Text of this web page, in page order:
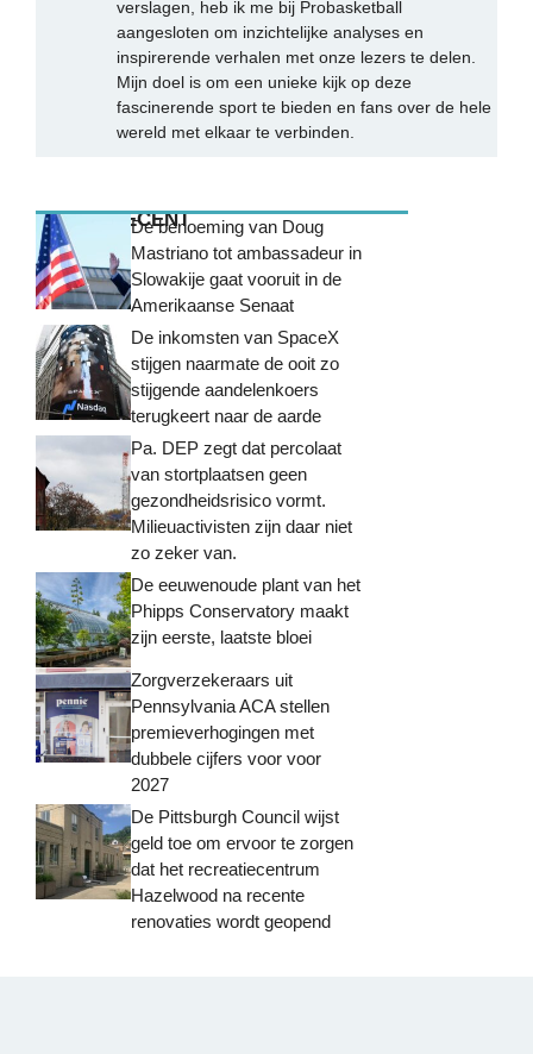
verslagen, heb ik me bij Probasketball
aangesloten om inzichtelijke analyses en
inspirerende verhalen met onze lezers te delen.
Mijn doel is om een unieke kijk op deze
fascinerende sport te bieden en fans over de hele
wereld met elkaar te verbinden.
MEEST RECENTDe benoeming van Doug
Mastriano tot ambassadeur in
Slowakije gaat vooruit in de
Amerikaanse Senaat
De inkomsten van SpaceX
stijgen naarmate de ooit zo
stijgende aandelenkoers
terugkeert naar de aarde
Pa. DEP zegt dat percolaat
van stortplaatsen geen
gezondheidsrisico vormt.
Milieuactivisten zijn daar niet
zo zeker van.
De eeuwenoude plant van het
Phipps Conservatory maakt
zijn eerste, laatste bloei
Zorgverzekeraars uit
Pennsylvania ACA stellen
premieverhogingen met
dubbele cijfers voor voor
2027
De Pittsburgh Council wijst
geld toe om ervoor te zorgen
dat het recreatiecentrum
Hazelwood na recente
renovaties wordt geopend